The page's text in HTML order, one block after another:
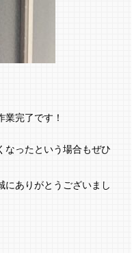
完了です！
なったという場合もぜひ
にありがとうございまし